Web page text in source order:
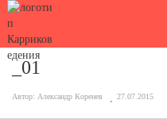
_01
Автор: Александр Коренев 27.07.2015